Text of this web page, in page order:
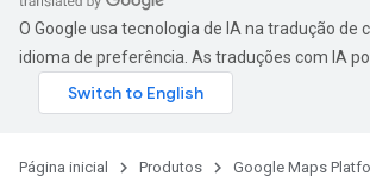
O Google usa tecnologia de IA na tradução de
idioma de preferência. As traduções com IA
Página inicial Produtos
Google Maps